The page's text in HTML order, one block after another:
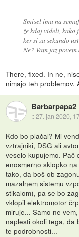
Smisel ima na
že kdaj videli, kako
ker si za sekundo
Ne? Vam jaz
There, fixed. In ne,
nimajo teh
Barbarpapa2
::27. jan 2020,
Kdo bo plačal? Mi
vztrajniki, DSG ali
veselo kupujemo. Pač
enosmerno sklopko
tako, da boš ob
mazalnem sistemu
stikalom), pa se bo
vklopil elektromotor
miruje... Samo ne
naplesti okoli tega, da
te podrobnosti...